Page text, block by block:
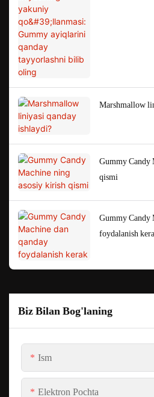
Marshmallow
Gummy Candy
qismi
Gummy Candy
foydalanish
Biz Bilan Bog'laning
Ism
Elektron Pochta